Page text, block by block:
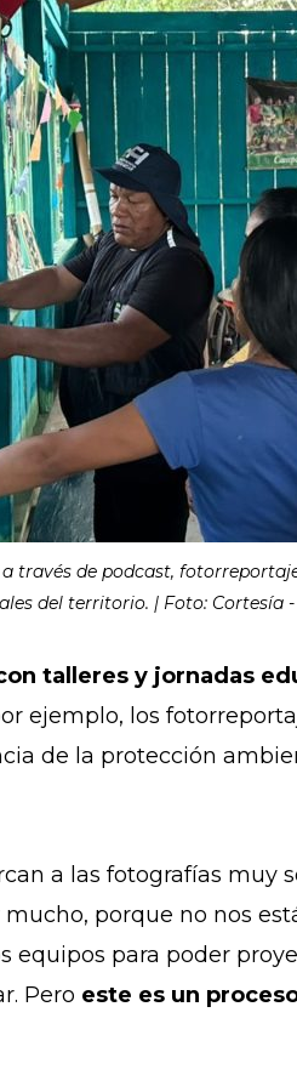
de podcast,
del territorio. | Foto: Cortesía -
talleres y jornadas
ejemplo, los
de la protección
a las fotografías
porque no nos
para poder
Pero este es un